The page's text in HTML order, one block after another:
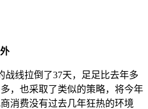
战线拉倒了37天，足足比去年多
，也采取了类似的策略，将今年
消费没有过去几年狂热的环境